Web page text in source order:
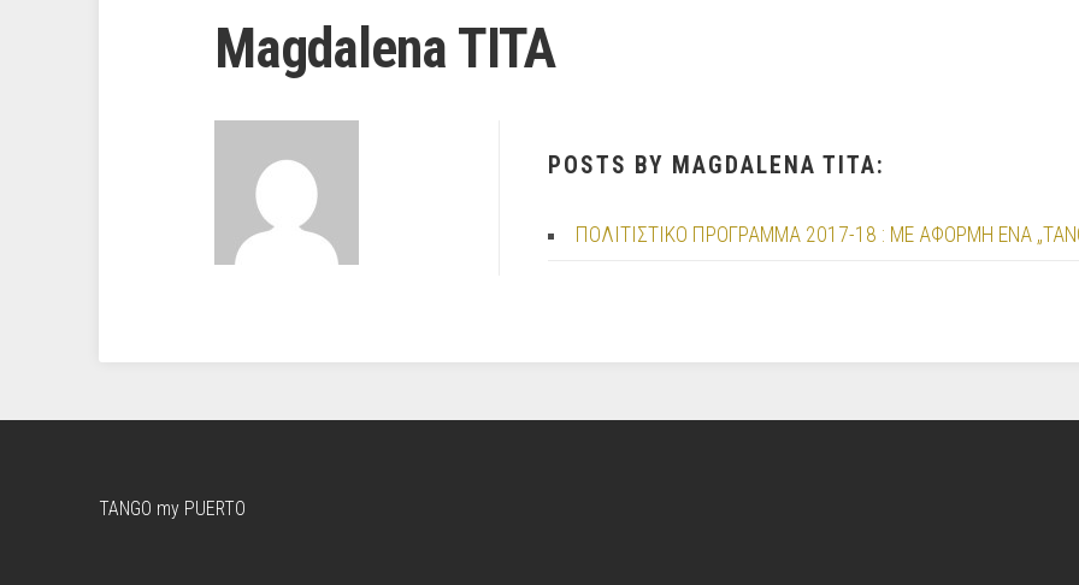
Magdalena TITA
POSTS BY MAGDALENA TITA:
ΠΟΛΙΤΙΣΤΙΚΟ ΠΡΟΓΡΑΜΜΑ 2017-18 : ΜΕ ΑΦΟΡΜΗ ΕΝΑ
TANGO my PUERTO